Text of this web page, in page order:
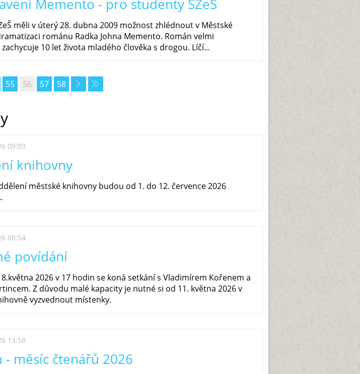
Memento - pro studenty SZeŠ
měli v úterý 28. dubna 2009 možnost zhlédnout v Městské
románu Radka Johna Memento. Román velmi
10 let života mladého člověka s drogou. Líčí...
55 56 57 58
09:03
knihovny
městské knihovny budou od 1. do 12. července 2026
08:54
povídání
2026 v 17 hodin se koná setkání s Vladimírem Kořenem a
Z důvodu malé kapacity je nutné si od 11. května 2026 v
vyzvednout místenky.
13:58
- měsíc čtenářů 2026